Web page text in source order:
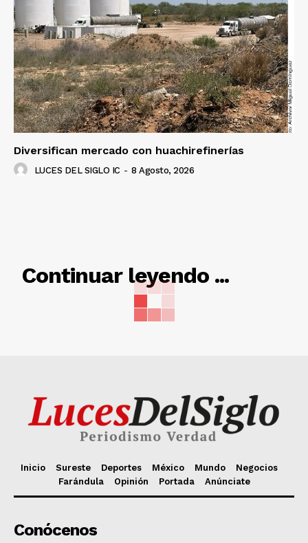
Diversifican mercado con huachirefinerías
LUCES DEL SIGLO IC - 8 Agosto, 2026
Continuar leyendo ...
RELACIONADO
Inicio Sureste Deportes México Mundo
Negocios
Farándula
Opinión Portada Anúnciate
Conócenos